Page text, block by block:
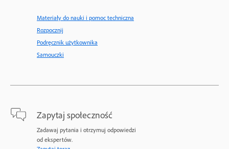
Materiały do nauki i pomoc techniczna
Rozpocznij
Podręcznik użytkownika
Samouczki
Zapytaj społeczność
Zadawaj pytania i otrzymuj odpowiedzi
od ekspertów.